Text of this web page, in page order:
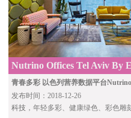
Nutrino Offices Tel Aviv By
青春多彩 以色列营养数据平台
发布时间：2018-12-26
科技 ，年轻多彩、健康绿色、彩色雕